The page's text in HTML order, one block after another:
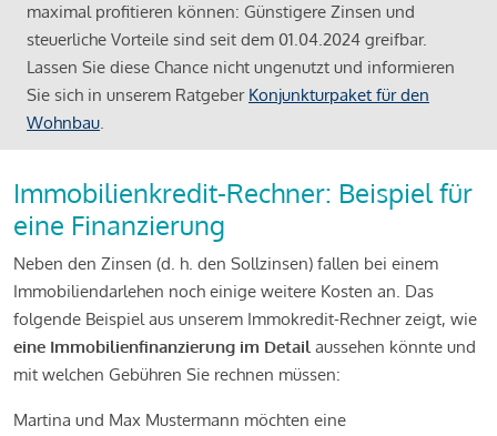
maximal profitieren können: Günstigere Zinsen und
steuerliche Vorteile sind seit dem 01.04.2024 greifbar.
Lassen Sie diese Chance nicht ungenutzt und informieren
Sie sich in unserem Ratgeber Konjunkturpaket für den
Wohnbau.
Immobilienkredit-Rechner: Beispiel für
eine Finanzierung
Neben den Zinsen (d. h. den Sollzinsen) fallen bei einem
Immobiliendarlehen noch einige weitere Kosten an. Das
folgende Beispiel aus unserem Immokredit-Rechner zeigt, wie
eine Immobilienfinanzierung im Detail aussehen könnte und
mit welchen Gebühren Sie rechnen müssen:
Martina und Max Mustermann möchten eine